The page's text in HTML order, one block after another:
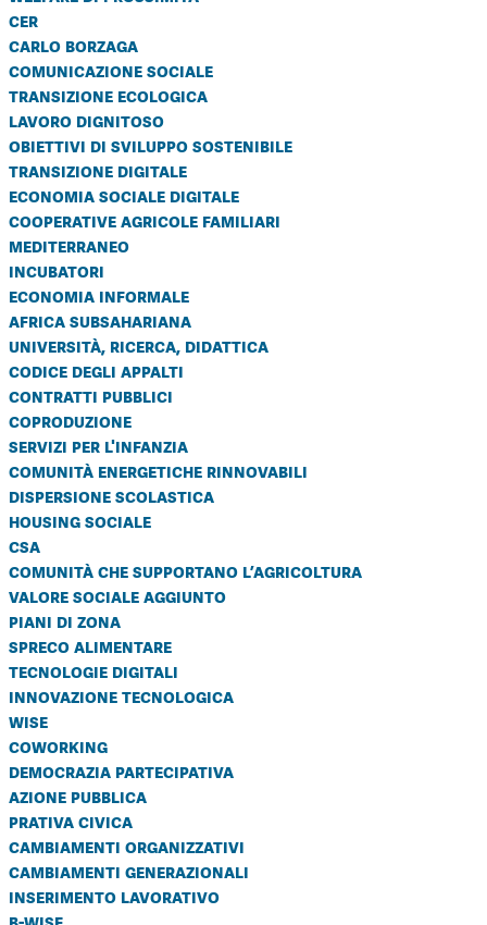
cer
carlo borzaga
comunicazione sociale
transizione ecologica
lavoro dignitoso
obiettivi di sviluppo sostenibile
transizione digitale
economia sociale digitale
cooperative agricole familiari
mediterraneo
incubatori
economia informale
africa subsahariana
università, ricerca, didattica
codice degli appalti
contratti pubblici
coproduzione
servizi per l'infanzia
comunità energetiche rinnovabili
dispersione scolastica
housing sociale
csa
comunità che supportano l’agricoltura
valore sociale aggiunto
piani di zona
spreco alimentare
tecnologie digitali
innovazione tecnologica
wise
coworking
democrazia partecipativa
azione pubblica
prativa civica
cambiamenti organizzativi
cambiamenti generazionali
inserimento lavorativo